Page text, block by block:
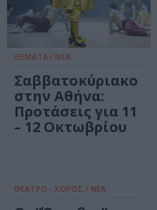
ΘΕΜΑΤΑ / ΝΕΑ
Σαββατοκύριακο
στην Αθήνα:
Προτάσεις για 11
– 12 Οκτωβρίου
ΘΕΑΤΡΟ - ΧΟΡΟΣ / ΝΕΑ